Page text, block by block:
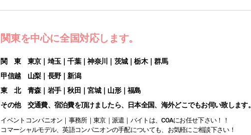
関東を中心に全国対応します。
関 東 東京｜埼玉｜千葉｜神奈川｜茨城｜栃木｜群馬
甲信越 山梨｜長野｜新潟
東 北 青森｜岩手｜秋田｜宮城｜山形｜福島
その他 交通費、宿泊費を頂けましたら、日本全国、海外どこでもお伺い致します。
イベントコンパニオン｜事務所｜東京｜派遣｜バイトは、COAにお任せ下さい！！
コマーシャルモデル、英語コンパニオンの手配についても、お気軽にご相談下さい！